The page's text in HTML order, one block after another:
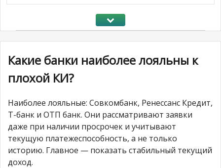
Какие банки наиболее лояльны к
плохой КИ?
Наиболее лояльные: Совкомбанк, Ренессанс Кредит,
Т-банк и ОТП банк. Они рассматривают заявки
даже при наличии просрочек и учитывают
текущую платежеспособность, а не только
историю. Главное — показать стабильный текущий
доход.